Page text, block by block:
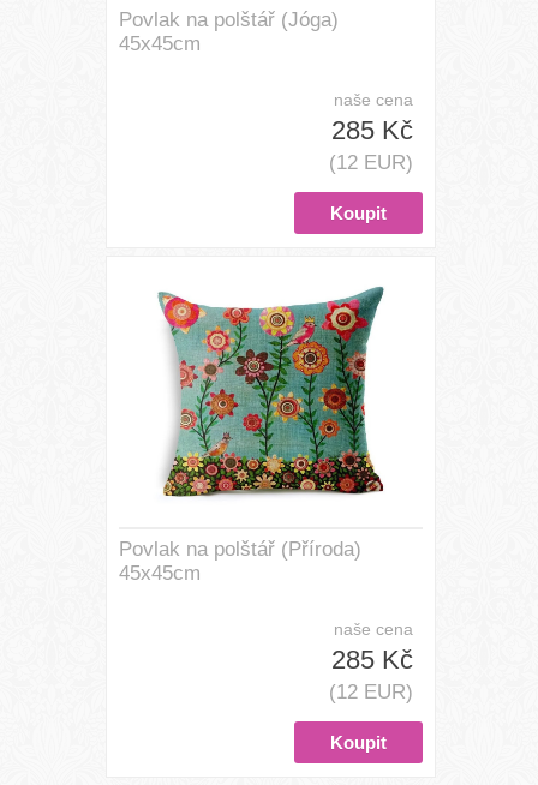
Povlak na polštář (Jóga)
45x45cm
naše cena
285 Kč
(12 EUR)
Povlak na polštář (Příroda)
45x45cm
naše cena
285 Kč
(12 EUR)